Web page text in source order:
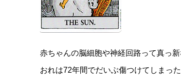
赤ちゃんの脳細胞や神経回路って真っ
おれは72年間でだいぶ傷つけてしまっ